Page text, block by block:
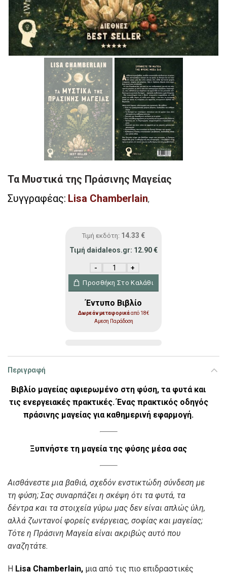
Τα Μυστικά της Πράσινης Μαγείας
Συγγραφέας: Lisa Chamberlain,
Τιμή εκδότη: 14.33 €
Τιμή daidaleos.gr: 12.90€
Τα Μυστικά της Πράσινης Μαγείας
Προσθήκη Στο Καλάθι
Έντυπο Βιβλίο
Δωρεάν μεταφορικάαπό 18€
Αμεση Παράδοση
Περιγραφή
Βιβλίο μαγείας αφιερωμένο στη φύση, τα φυτά και
τις ενεργειακές πρακτικές. Ένας πρακτικός οδηγός
πράσινης μαγείας για καθημερινή εφαρμογή.
Ξυπνήστε τη μαγεία της φύσης μέσα σας
Αισθάνεστε μια βαθιά, σχεδόν ενστικτώδη σύνδεση με
τη φύση; Σας συναρπάζει η σκέψη ότι τα φυτά, τα
δέντρα και τα στοιχεία γύρω μας δεν είναι απλώς ύλη,
αλλά ζωντανοί φορείς ενέργειας, σοφίας και μαγείας;
Τότε η Πράσινη Μαγεία είναι ακριβώς αυτό που
αναζητάτε.
Η Lisa Chamberlain, μια από τις πιο επιδραστικές